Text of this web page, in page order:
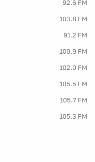
92.6 FM
103.8 FM
91.2 FM
100.9 FM
102.0 FM
105.5 FM
105.7 FM
105.3 FM